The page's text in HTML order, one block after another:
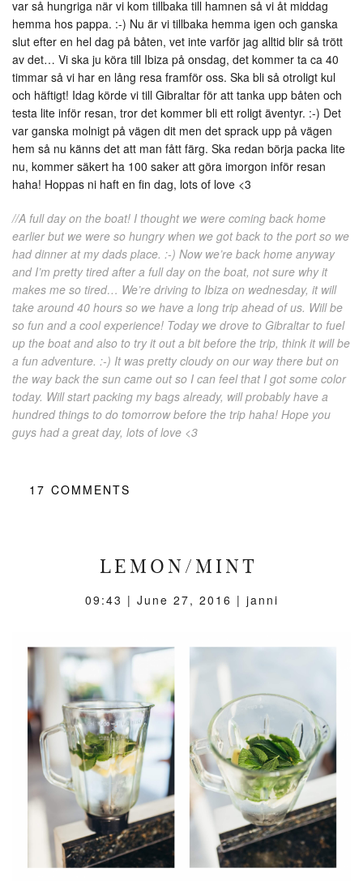
var så hungriga när vi kom tillbaka till hamnen så vi åt middag
hemma hos pappa. :-) Nu är vi tillbaka hemma igen och ganska
slut efter en hel dag på båten, vet inte varför jag alltid blir så trött
av det… Vi ska ju köra till Ibiza på onsdag, det kommer ta ca 40
timmar så vi har en lång resa framför oss. Ska bli så otroligt kul
och häftigt! Idag körde vi till Gibraltar för att tanka upp båten och
testa lite inför resan, tror det kommer bli ett roligt äventyr. :-) Det
var ganska molnigt på vägen dit men det sprack upp på vägen
hem så nu känns det att man fått färg. Ska redan börja packa lite
nu, kommer säkert ha 100 saker att göra imorgon inför resan
haha! Hoppas ni haft en fin dag, lots of love <3
//A full day on the boat! I thought we were coming back home
earlier but we were so hungry when we got back to the port so we
had dinner at my dads place. :-) Now we’re back home anyway
and I’m pretty tired after a full day on the boat, not sure why it
makes me so tired… We’re driving to Ibiza on wednesday, it will
take around 40 hours so we have a long trip ahead of us. Will be
so fun and a cool experience! Today we drove to Gibraltar to fuel
up the boat and also to try it out a bit before the trip, think it will be
a fun adventure. :-) It was pretty cloudy on our way there but on
the way back the sun came out so I can feel that I got some color
today. Will start packing my bags already, will probably have a
hundred things to do tomorrow before the trip haha! Hope you
guys had a great day, lots of love <3
17 COMMENTS
LEMON/MINT
09:43 | June 27, 2016 | janni